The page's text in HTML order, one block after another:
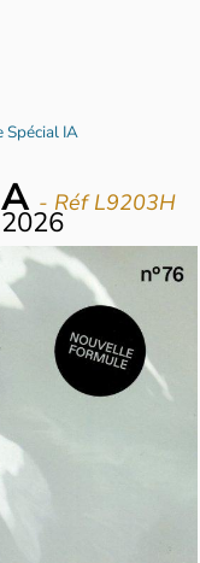
Spécial IA
- Réf L9203H